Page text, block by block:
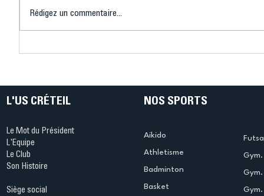
Rédigez un commentaire...
L'US CRÉTEIL
Le Mot du Président
L'Equipe
Le Club
Son Histoire
Siège social
NOS SPORTS
Aikido
Athletisme
Badminton
Basket